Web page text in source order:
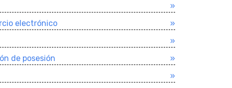
»
electrónico
»
»
de posesión
»
»